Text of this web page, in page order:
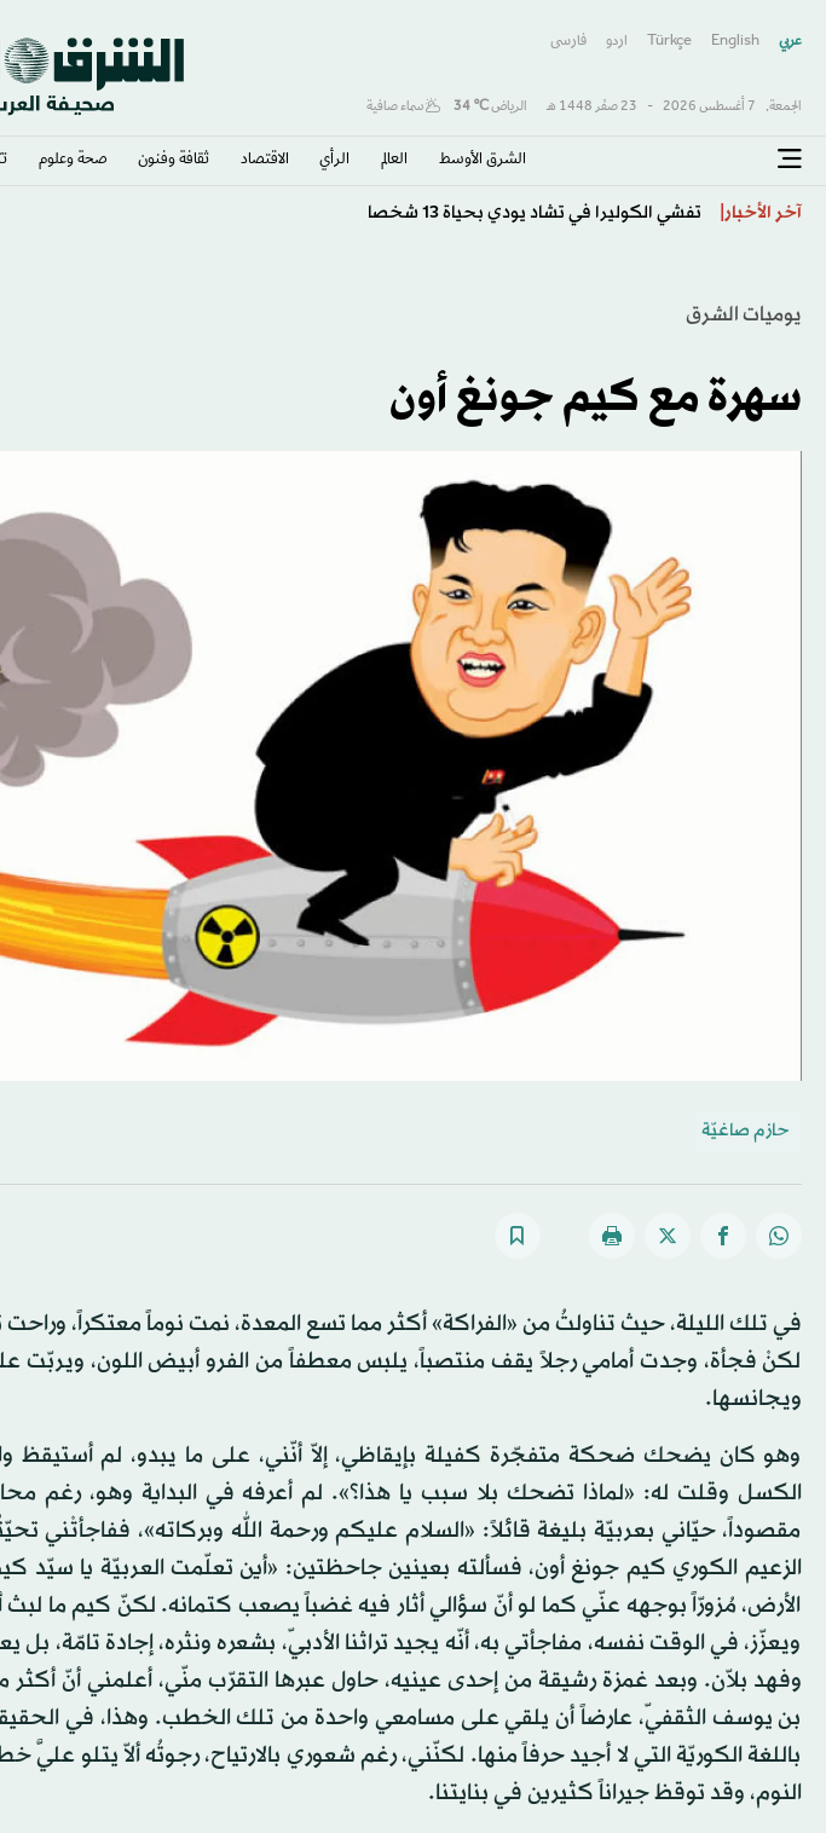
عربي English
Türkçe اردو فارسى
الجمعة, 7 أغسطس 2026 - 23 صفَر 1448 هـ الرياض℃
34 سماء صافية
الشرق الأوسط​ العالم الرأي الاقتصاد ثقافة وفنون صحة وعلوم
آخر الأخبار إنفانتينو يرفض الاستقالة… من يملك القدرة على إسقاطه؟
يوميات الشرق
سهرة مع كيم جونغ أون
حازم صاغيّة
في تلك الليلة، حيث تناولتُ من «الفراكة» أكثر مما تسع المعدة، نمت نوماً معتكراً،
لكنْ فجأة، وجدت أمامي رجلاً يقف منتصباً، يلبس معطفاً من الفرو أبيض اللون،
ويجانسها.
وهو كان يضحك ضحكة متفجّرة كفيلة بإيقاظي، إلاّ أنّني، على ما يبدو، لم
الكسل وقلت له: «لماذا تضحك بلا سبب يا هذا؟». لم أعرفه في البداية وهو، رغم
مقصوداً، حيّاني بعربيّة بليغة قائلاً: «السلام عليكم ورحمة الله وبركاته»، ففاجأتْني
الزعيم الكوري كيم جونغ أون، فسألته بعينين جاحظتين: «أين تعلّمت العربيّة يا سيّد
الأرض، مُزورّاً بوجهه عنّي كما لو أنّ سؤالي أثار فيه غضباً يصعب كتمانه. لكنّ كيم ما
ويعزّز، في الوقت نفسه، مفاجأتي به، أنّه يجيد تراثنا الأدبيّ، بشعره ونثره، إجادة تامّة، بل
وفهد بلاّن. وبعد غمزة رشيقة من إحدى عينيه، حاول عبرها التقرّب منّي، أعلمني أنّ
بن يوسف الثقفيّ، عارضاً أن يلقي على مسامعي واحدة من تلك الخطب. وهذا، في
باللغة الكوريّة التي لا أجيد حرفاً منها. لكنّني، رغم شعوري بالارتياح، رجوتُه ألاّ يتلو
النوم، وقد توقظ جيراناً كثيرين في بنايتنا.